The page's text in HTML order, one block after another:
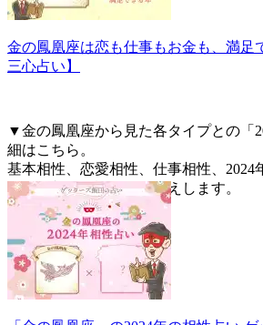
金の鳳凰座は恋も仕事もお金も、満足
三心占い】
▼金の鳳凰座から見た各タイプとの「
細はこちら。
基本相性、恋愛相性、仕事相性、2024
人との相性を詳しくお伝えします。